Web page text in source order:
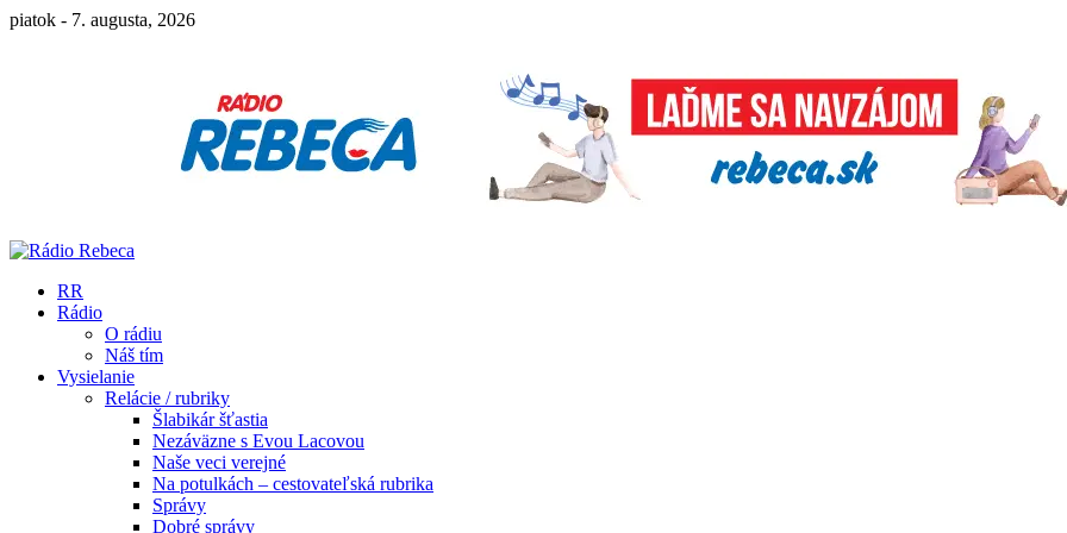
piatok - 7. augusta, 2026
RR
Rádio
O rádiu
Náš tím
Vysielanie
Relácie / rubriky
Šlabikár šťastia
Nezáväzne s Evou Lacovou
Naše veci verejné
Na potulkách – cestovateľská rubrika
Správy
Dobré správy